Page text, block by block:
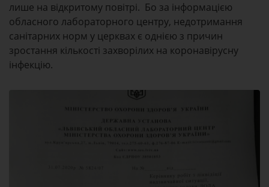
лише на відкритому повітрі. Бо за інформацією
обласного лабораторного центру, недотримання
санітарних норм у церквах є однією з причин
зростання кількості захворілих на коронавірусну
інфекцію.